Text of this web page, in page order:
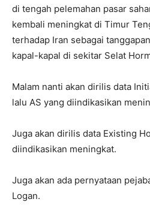
di tengah pelemahan pasar
kembali meningkat di Timur
terhadap Iran sebagai
kapal-kapal di sekitar Selat
Malam nanti akan dirilis data
lalu AS yang diindikasikan
Juga akan dirilis data Existing
diindikasikan meningkat.
Juga akan ada pernyataan
Logan.